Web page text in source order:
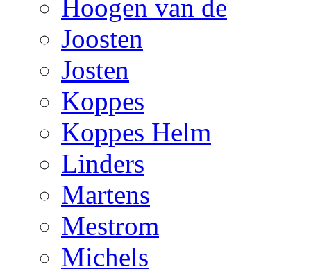
Hoogen van de
Joosten
Josten
Koppes
Koppes Helm
Linders
Martens
Mestrom
Michels